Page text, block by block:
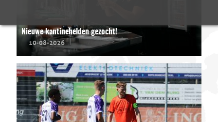
Nieuwe kantinehelden gezocht!
10-08-2026